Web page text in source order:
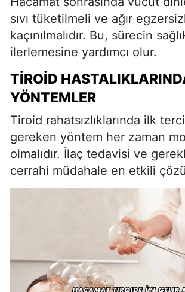
sıvı tüketilmeli ve ağır
kaçınılmalıdır. Bu, sürecin
ilerlemesine yardımcı olur.
TIROID
YÖNTEMLER
Tiroid rahatsızlıklarında ilk
gereken yöntem her zaman
olmalıdır. İlaç tedavisi ve
cerrahi müdahale en etkili